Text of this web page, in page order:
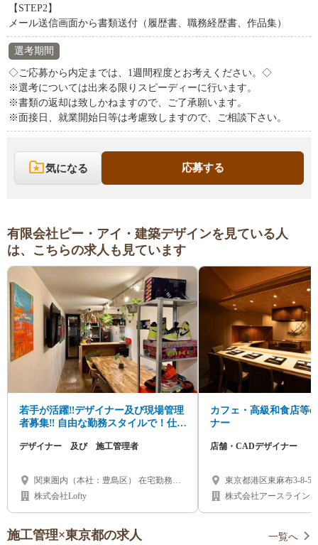
【STEP2】
メール送信画面から書類送付（履歴書、職務経歴書、作品集）
選考期間
◇ご応募から内定までは、1週間程度とお考えください。◇
※選考については出来る限りスピーディーに行います。
※書類の返却は致しかねますので、ご了承願います。
※面接日、就業開始日等は考慮致しますので、ご相談下さい。
気になる 応募する
有限会社ピー・アイ・建築デザインを見ている人
は、こちらの求人も見ています
若手が活躍‼デザイナー及び現場管理
者募集‼ 自由な勤務スタイルで！仕事
デザイナー 及び 施工管理者
関東圏内（本社：豊島区） 在宅勤務も
可能です
株式会社Lofty
カフェ・高級和食店等
ナー
店舗・CADデザイナー
東京都港区東麻布3-8-5
株式会社アースライン
施工管理×東京都の求人 一覧へ